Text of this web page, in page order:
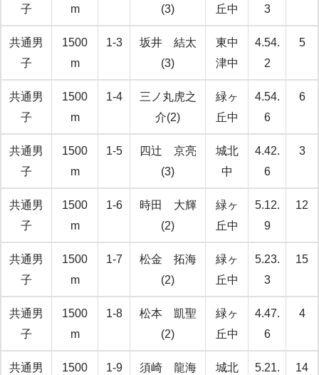
子
m
(3)
丘中
3
共通男
子
1500
m
1-3
坂井 結太
(3)
東中
津中
4.54.
2
5
共通男
子
1500
m
1-4
三ノ丸虎之
介(2)
緑ヶ
丘中
4.54.
6
6
共通男
子
1500
m
1-5
四辻 京亮
(3)
城北
中
4.42.
6
3
共通男
子
1500
m
1-6
時田 大輝
(2)
緑ヶ
丘中
5.12.
9
12
共通男
子
1500
m
1-7
松金 拓海
(2)
緑ヶ
丘中
5.23.
3
15
共通男
子
1500
m
1-8
松本 凱聖
(2)
緑ヶ
丘中
4.47.
6
4
共通男
1500
1-9
須崎 龍海
城北
5.21.
14